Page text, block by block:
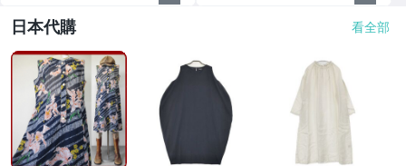
日本代購 看全部